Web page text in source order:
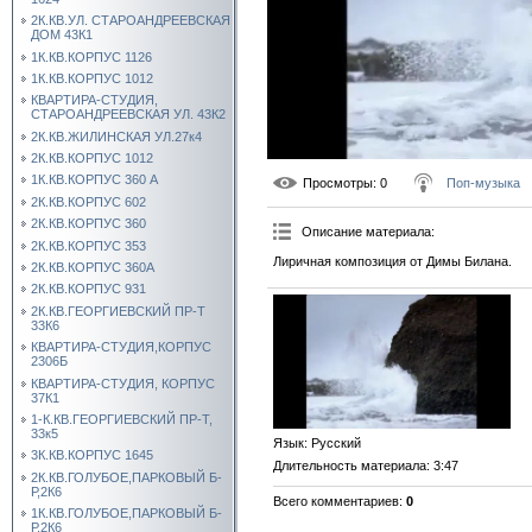
2К.КВ.УЛ. СТАРОАНДРЕЕВСКАЯ
ДОМ 43К1
1К.КВ.КОРПУС 1126
1К.КВ.КОРПУС 1012
КВАРТИРА-СТУДИЯ,
СТАРОАНДРЕЕВСКАЯ УЛ. 43К2
2К.КВ.ЖИЛИНСКАЯ УЛ.27к4
2К.КВ.КОРПУС 1012
1К.КВ.КОРПУС 360 А
2К.КВ.КОРПУС 602
2К.КВ.КОРПУС 360
2К.КВ.КОРПУС 353
2К.КВ.КОРПУС 360А
2К.КВ.КОРПУС 931
2К.КВ.ГЕОРГИЕВСКИЙ ПР-Т
33К6
КВАРТИРА-СТУДИЯ,КОРПУС
2306Б
КВАРТИРА-СТУДИЯ, КОРПУС
37К1
1-К.КВ.ГЕОРГИЕВСКИЙ ПР-Т,
33к5
3К.КВ.КОРПУС 1645
2К.КВ.ГОЛУБОЕ,ПАРКОВЫЙ Б-
Р,2К6
1К.КВ.ГОЛУБОЕ,ПАРКОВЫЙ Б-
Р,2К6
Просмотры: 0 Поп-музыка
Описание материала:
Лиричная композиция от Димы Билана.
Язык: Русский
Длительность материала: 3:47
Всего комментариев: 0